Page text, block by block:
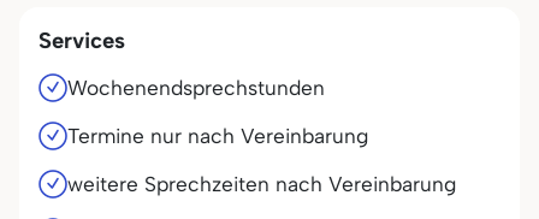
Services
Wochenendsprechstunden
Termine nur nach Vereinbarung
weitere Sprechzeiten nach Vereinbarung